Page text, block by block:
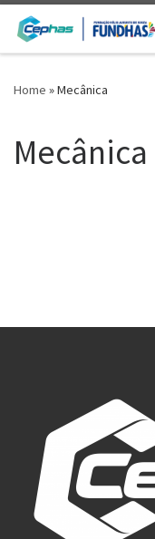
Skip to content
Home »Mecânica
Mecânica